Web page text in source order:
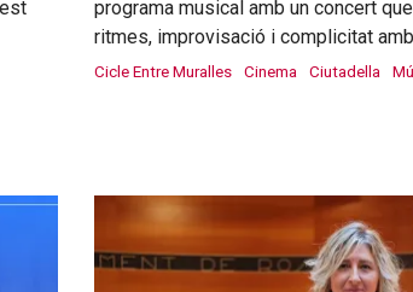
programa musical amb un concert
ritmes, improvisació i complicitat
Cicle Entre Muralles Cinema Ciutadella